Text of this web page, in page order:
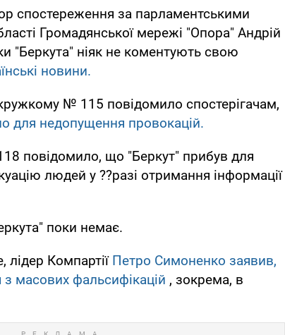
спостереження за парламентськими
Громадянської мережі "Опора" Андрій
"Беркута" ніяк не коментують свою
новини.
№ 115 повідомило спостерігачам,
для недопущення провокацій.
повідомило, що "Беркут" прибув для
людей у ??разі отримання інформації
поки немає.
лідер Компартії Петро Симоненко заявив,
масових фальсифікацій , зокрема, в